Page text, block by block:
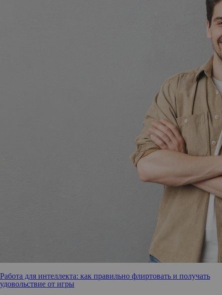
Работа для интеллекта: как правильно флиртовать и получать
удовольствие от игры